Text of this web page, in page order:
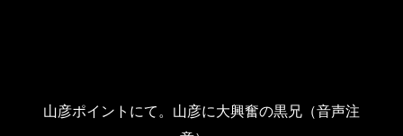
山彦ポイントにて。山彦に大興奮の黒兄（音声注